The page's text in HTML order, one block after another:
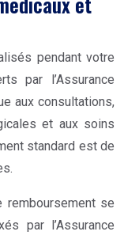
pendant votre
par l’Assurance
aux consultations,
et aux soins
standard est de
se
par l’Assurance